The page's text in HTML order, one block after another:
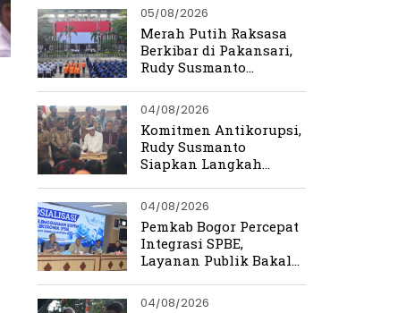
05/08/2026
Merah Putih Raksasa
Berkibar di Pakansari,
Rudy Susmanto
Perjuangan
Kemerdekaan
04/08/2026
Komitmen Antikorupsi,
Rudy Susmanto
Siapkan Langkah
Pemerintahan
04/08/2026
Pemkab Bogor Percepat
Integrasi SPBE,
Layanan Publik Bakal
Terpadu
04/08/2026